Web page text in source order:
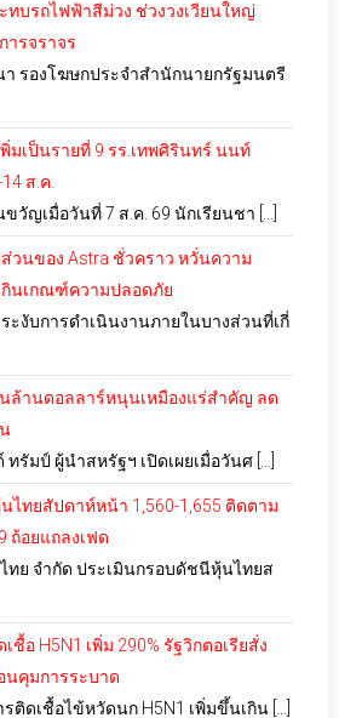
ทบรถไฟฟ้าสีม่วง ช่วงวงเวียนใหญ่
รจราจร
รองโฆษกประจำสำนักนายกรัฐมนตรี
พิ่มเป็นรายที่ 9 รร.เทพศิรินทร์ นนท์
ส.ค.
วัญเมื่อวันที่ 7 ส.ค. 69 นักเรียนชา […]
ส่วนของ Astra ชั่วคราว หวั่นความ
กินเกณฑ์ความปลอดภัย
ระงับการดำเนินงานภายในบางส่วนที่เกี่
ล้านดอลลาร์หนุนเหมืองแร่สำคัญ ลด
มป์ ผู้นำสหรัฐฯ เปิดเผยเมื่อวันศ […]
ไทยสัปดาห์หน้า 1,560-1,655 ติดตาม
ถ้อยแถลงเฟด
ทย จำกัด ประเมินกรอบดัชนีหุ้นไทยส
ชื้อ H5N1 เพิ่ม 290% รัฐวิกตอเรียสั่ง
นคุมการระบาด
ติดเชื้อไข้หวัดนก H5N1 เพิ่มขึ้นเกิน […]